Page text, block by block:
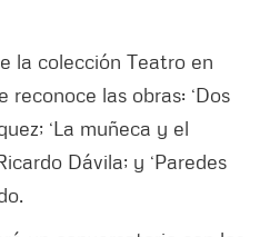
la colección Teatro en
reconoce las obras: ‘Dos
‘La muñeca y el
Dávila; y ‘Paredes